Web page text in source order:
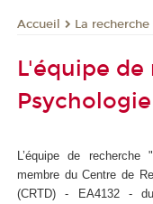
Accueil La recherche
L'équipe de
L’équipe de
membre du Centre de
(CRTD) - EA4132 -